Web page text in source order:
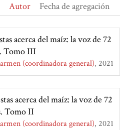
Autor Fecha de agregación
acerca del maíz: la voz de 72
Tomo III
(coordinadora general) 2021
acerca del maíz: la voz de 72
Tomo II
(coordinadora general) 2021